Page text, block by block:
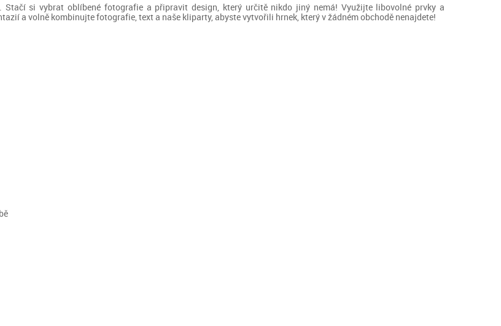
si vybrat oblíbené fotografie a připravit design, který určitě nikdo jiný nemá! Využijte libovolné prvky a
a volně kombinujte fotografie, text a naše kliparty, abyste vytvořili hrnek, který v žádném obchodě nenajdete!